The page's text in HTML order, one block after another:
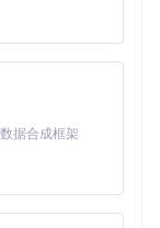
据合成框架